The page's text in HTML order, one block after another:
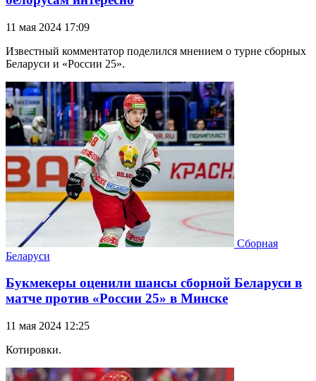
11 мая 2024 17:09
Известный комментатор поделился мнением о турне сборных
Беларуси и «России 25».
Сборная
Беларуси
Букмекеры оценили шансы сборной Беларуси в
матче против «России 25» в Минске
11 мая 2024 12:25
Котировки.